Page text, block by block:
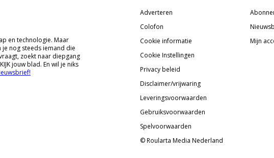
en technologie. Maar
nog steeds iemand die
zoekt naar diepgang
jouw blad. En wil je niks
Adverteren
Colofon
Cookie informatie
Cookie Instellingen
Privacy beleid
Disclaimer/vrijwaring
Leveringsvoorwaarden
Gebruiksvoorwaarden
Spelvoorwaarden
© Roularta Media Nederland
Mijn